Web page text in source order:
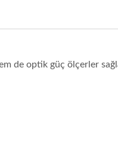
de optik güç ölçerler